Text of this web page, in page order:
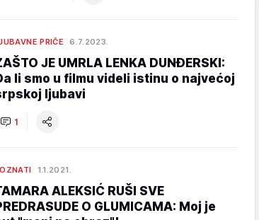
PRIČE 6.7.2023.
JE UMRLA LENKA DUNĐERSKI:
li smo u filmu videli istinu o najvećoj
ljubavi
1
1.1.2021.
ALEKSIĆ RUŠI SVE
O GLUMICAMA: Moj je